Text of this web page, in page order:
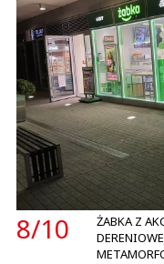
8/10
ŻABKA Z